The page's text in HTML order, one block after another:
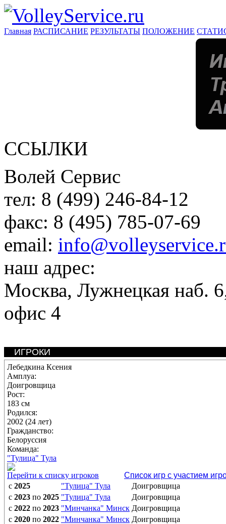
Главная РАСПИСАНИЕ РЕЗУЛЬТАТЫ ПОЛОЖЕНИЕ
ССЫЛКИ
Волей Сервис
тел: 8 (499) 246-84-12
факс: 8 (495) 785-07-69
email:
наш адрес:
Москва, Лужнецкая наб.
офис 4
ИГРОКИ
Лебедкина Ксения
Амплуа:
Доигровщица
Рост:
183 см
Родился:
2002 (24 лет)
Гражданство:
Белоруссия
Команда:
"Тулица" Тула
Перейти к списку игроков
Список игр с участием
с 2025 "Тулица" Тула
Доигровщица
с 2023 по 2025 "Тулица" Тула
Доигровщица
с 2022 по 2023 "Минчанка" Минск Доигровщица
с 2020 по 2022 "Минчанка" Минск Доигровщица